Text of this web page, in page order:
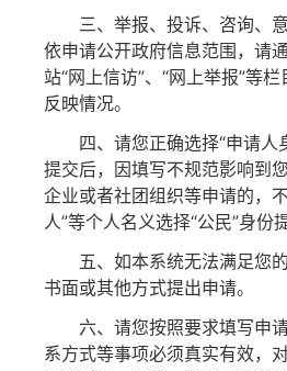
三、举报、投诉、咨询、
依申请公开政府信息范围，请
站“网上信访”、“网上举报”等
反映情况。
四、请您正确选择“申请人
提交后，因填写不规范影响到
企业或者社团组织等申请的，
人”等个人名义选择“公民”身份
五、如本系统无法满足您
书面或其他方式提出申请。
六、请您按照要求填写申
系方式等事项必须真实有效，